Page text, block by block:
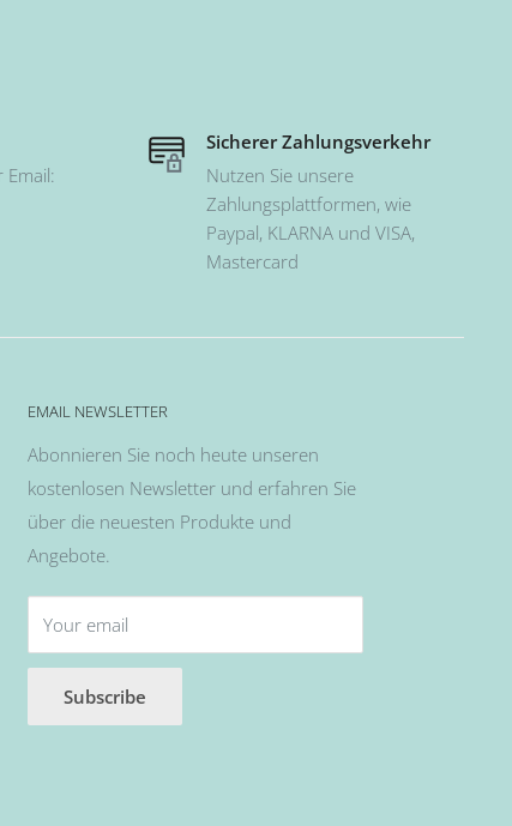
Email:
Sicherer Zahlungsverkehr
Nutzen Sie unsere
Zahlungsplattformen, wie
Paypal, KLARNA und VISA,
Mastercard
EMAIL NEWSLETTER
Abonnieren Sie noch heute unseren
kostenlosen Newsletter und erfahren Sie
über die neuesten Produkte und
Angebote.
Your email
Subscribe